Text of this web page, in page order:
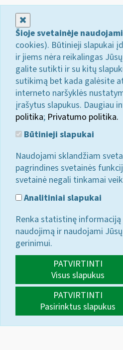
Šioje svetainėje
cookies). Būtinieji slapukai
ir jiems nėra reikalingas
galite sutikti ir su kitų
sutikimą bet kada galėsite
interneto naršyklės
įrašytus slapukus. Daugiau
politika; Privatumo politika.
Būtinieji slapukai
Naudojami sklandžiam
pagrindines svetainės
svetainė negali tinkamai
Analitiniai slapukai
Renka statistinę informaciją
naudojimą ir naudojami
gerinimui.
PATVIRTINTI
Visus slapukus
PATVIRTINTI
Pasirinktus slapukus